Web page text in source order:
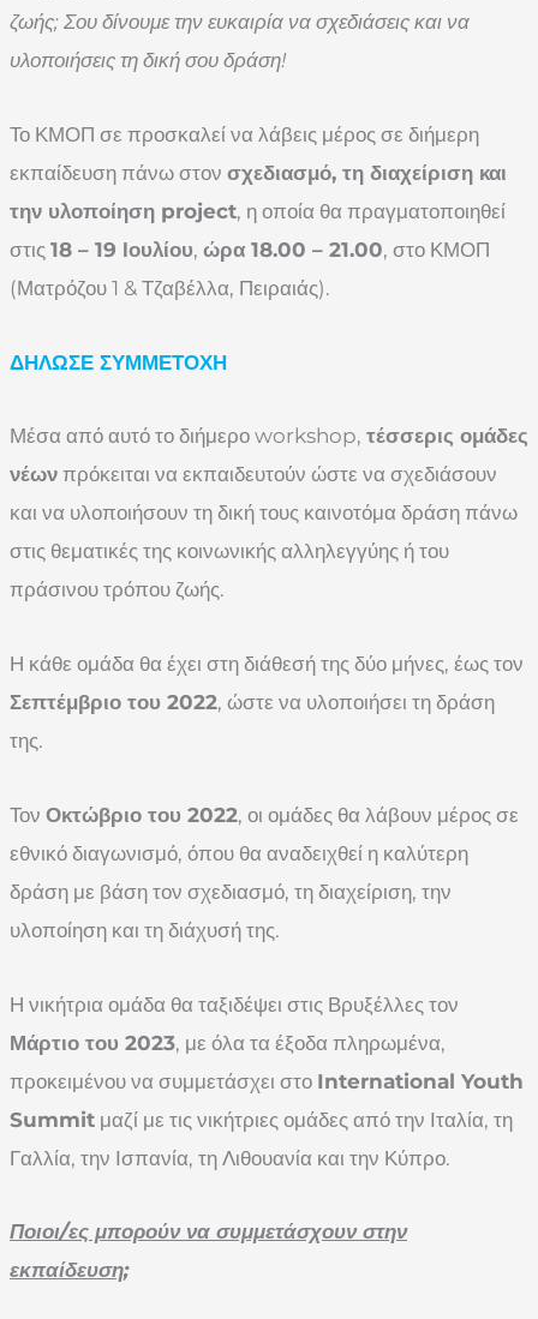
ζωής; Σου δίνουμε την ευκαιρία να σχεδιάσεις και να
υλοποιήσεις τη δική σου δράση!
Το ΚΜΟΠ σε προσκαλεί να λάβεις μέρος σε διήμερη
εκπαίδευση πάνω στον σχεδιασμό, τη διαχείριση και
την υλοποίηση project, η οποία θα πραγματοποιηθεί
στις 18 – 19 Ιουλίου, ώρα 18.00 – 21.00, στο ΚΜΟΠ
(Ματρόζου 1 & Τζαβέλλα, Πειραιάς).
ΔΗΛΩΣΕ ΣΥΜΜΕΤΟΧΗ
Μέσα από αυτό το διήμερο workshop, τέσσερις ομάδες
νέων πρόκειται να εκπαιδευτούν ώστε να σχεδιάσουν
και να υλοποιήσουν τη δική τους καινοτόμα δράση πάνω
στις θεματικές της κοινωνικής αλληλεγγύης ή του
πράσινου τρόπου ζωής.
Η κάθε ομάδα θα έχει στη διάθεσή της δύο μήνες, έως τον
Σεπτέμβριο του 2022, ώστε να υλοποιήσει τη δράση
της.
Τον Οκτώβριο του 2022, οι ομάδες θα λάβουν μέρος σε
εθνικό διαγωνισμό, όπου θα αναδειχθεί η καλύτερη
δράση με βάση τον σχεδιασμό, τη διαχείριση, την
υλοποίηση και τη διάχυσή της.
Η νικήτρια ομάδα θα ταξιδέψει στις Βρυξέλλες τον
Μάρτιο του 2023, με όλα τα έξοδα πληρωμένα,
προκειμένου να συμμετάσχει στο International Youth
Summit μαζί με τις νικήτριες ομάδες από την Ιταλία, τη
Γαλλία, την Ισπανία, τη Λιθουανία και την Κύπρο.
Ποιοι/ες μπορούν να συμμετάσχουν στην
εκπαίδευση;